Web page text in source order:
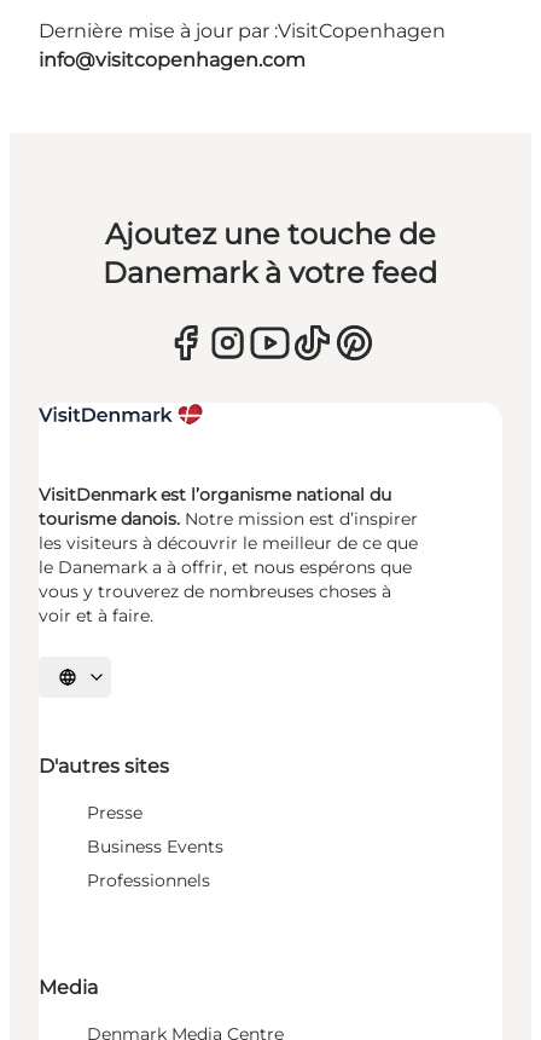
Dernière mise à jour par :VisitCopenhagen
info@visitcopenhagen.com
Ajoutez une touche de
Danemark à votre feed
VisitDenmark est l’organisme national du
tourisme danois. Notre mission est d’inspirer
les visiteurs à découvrir le meilleur de ce que
le Danemark a à offrir, et nous espérons que
vous y trouverez de nombreuses choses à
voir et à faire.
Choisissez la langue
D'autres sites
Presse
Business Events
Professionnels
Media
Denmark Media Centre